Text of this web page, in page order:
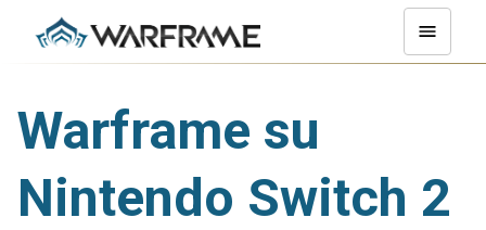
Warframe su
Nintendo Switch 2